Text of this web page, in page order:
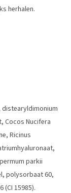
herhalen.
Cocos Nucifera
Ricinus
parkii
polysorbaat 60,
(CI 15985).